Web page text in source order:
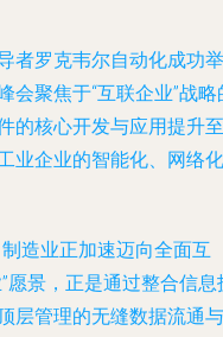
者罗克韦尔自动化成功举
会聚焦于“互联企业”战略
的核心开发与应用提升至
业企业的智能化、网络化
造业正加速迈向全面互
愿景，正是通过整合信息
层管理的无缝数据流通与